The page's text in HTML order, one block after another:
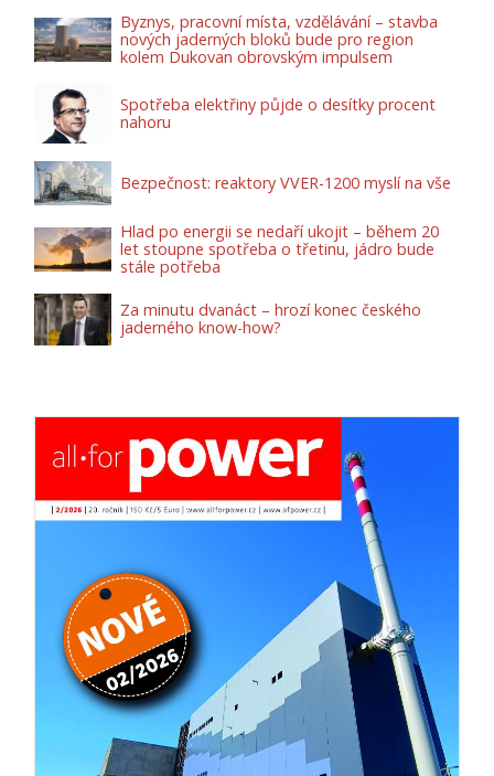
Byznys, pracovní místa, vzdělávání – stavba
nových jaderných bloků bude pro region
kolem Dukovan obrovským impulsem
Spotřeba elektřiny půjde o desítky procent
nahoru
Bezpečnost: reaktory VVER-1200 myslí na vše
Hlad po energii se nedaří ukojit – během 20
let stoupne spotřeba o třetinu, jádro bude
stále potřeba
Za minutu dvanáct – hrozí konec českého
jaderného know-how?